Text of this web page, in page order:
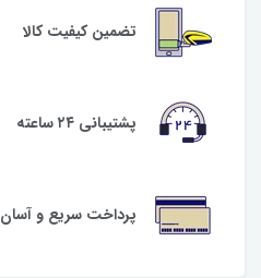
تضمین کیفیت کالا
پشتیبانی ۲۴ ساعته
پرداخت سریع و آسان